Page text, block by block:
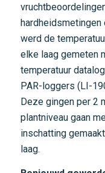
hardheidsmetingen
werd de
elke laag gemeten
temperatuur
PAR-loggers (LI-
Deze gingen per 2
plantniveau gaan
inschatting
laag.